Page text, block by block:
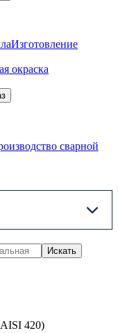
Изготовление
окраска
сварной
Искать
420)